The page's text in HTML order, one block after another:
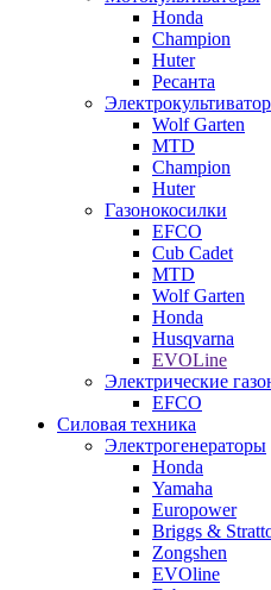
Honda
Champion
Huter
Ресанта
Wolf Garten
MTD
Champion
Huter
Газонокосилки
EFCO
Cub Cadet
MTD
Wolf Garten
Honda
Husqvarna
EVOLine
Электрические
EFCO
Силовая техника
Электрогенераторы
Honda
Yamaha
Europower
Briggs &
Zongshen
EVOline